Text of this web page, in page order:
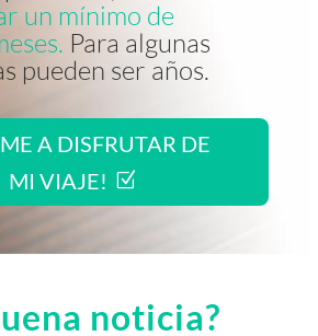
un mínimo de
Para algunas
pueden ser años.
A DISFRUTAR DE
MI VIAJE!
noticia?